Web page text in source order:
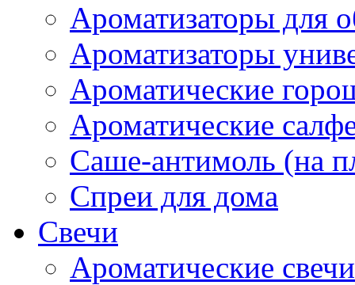
Ароматизаторы для
Ароматизаторы
Ароматические
Ароматические
Саше-антимоль (на
Спреи для дома
Свечи
Ароматические свечи